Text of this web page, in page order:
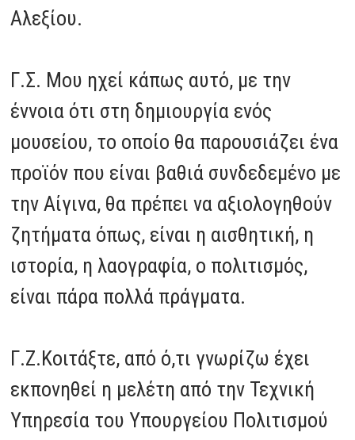
Αλεξίου.
Γ.Σ. Μου ηχεί κάπως αυτό, με την
έννοια ότι στη δημιουργία ενός
μουσείου, το οποίο θα παρουσιάζει ένα
προϊόν που είναι βαθιά συνδεδεμένο με
την Αίγινα, θα πρέπει να αξιολογηθούν
ζητήματα όπως, είναι η αισθητική, η
ιστορία, η λαογραφία, ο πολιτισμός,
είναι πάρα πολλά πράγματα.
Γ.Ζ.Κοιτάξτε, από ό,τι γνωρίζω έχει
εκπονηθεί η μελέτη από την Τεχνική
Υπηρεσία του Υπουργείου Πολιτισμού